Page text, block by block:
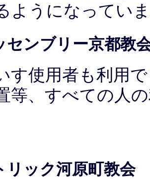
ようになってい
センブリー京都教
使用者も利用
等、すべての人
リック河原町教会